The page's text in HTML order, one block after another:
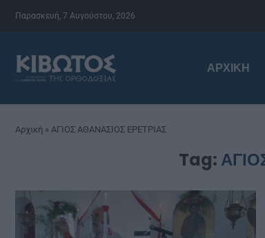
Παρασκευή, 7 Αυγούστου, 2026
ΑΡΧΙΚΉ
Αρχική » ΑΓΙΟΣ ΑΘΑΝΑΣΙΟΣ ΕΡΕΤΡΙΑΣ
Tag: